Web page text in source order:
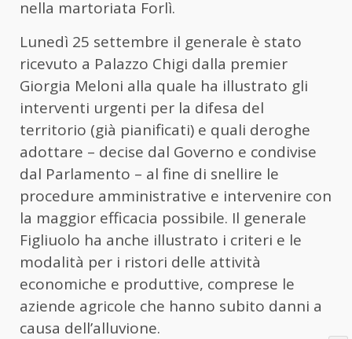
nella martoriata Forlì.
Lunedì 25 settembre il generale è stato
ricevuto a Palazzo Chigi dalla premier
Giorgia Meloni alla quale ha illustrato gli
interventi urgenti per la difesa del
territorio (già pianificati) e quali deroghe
adottare – decise dal Governo e condivise
dal Parlamento – al fine di snellire le
procedure amministrative e intervenire con
la maggior efficacia possibile. Il generale
Figliuolo ha anche illustrato i criteri e le
modalità per i ristori delle attività
economiche e produttive, comprese le
aziende agricole che hanno subito danni a
causa dell’alluvione.